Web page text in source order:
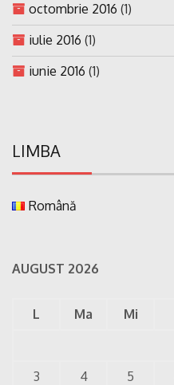
octombrie 2016 (1)
iulie 2016 (1)
iunie 2016 (1)
LIMBA
Română
AUGUST 2026
L Ma Mi
3
4 5